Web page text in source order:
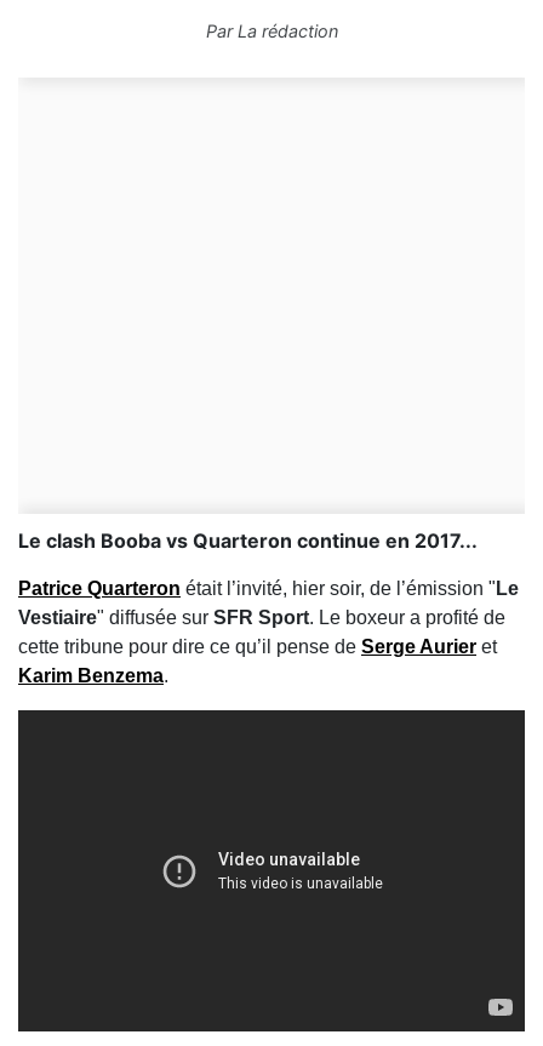
ParLa rédaction
Le clash Booba vs Quarteron continue en 2017...
Patrice Quarteron était l’invité, hier soir, de l’émission " Le
Vestiaire" diffusée sur SFR Sport. Le boxeur a profité de
cette tribune pour dire ce qu’il pense de Serge Aurier et
Karim Benzema.